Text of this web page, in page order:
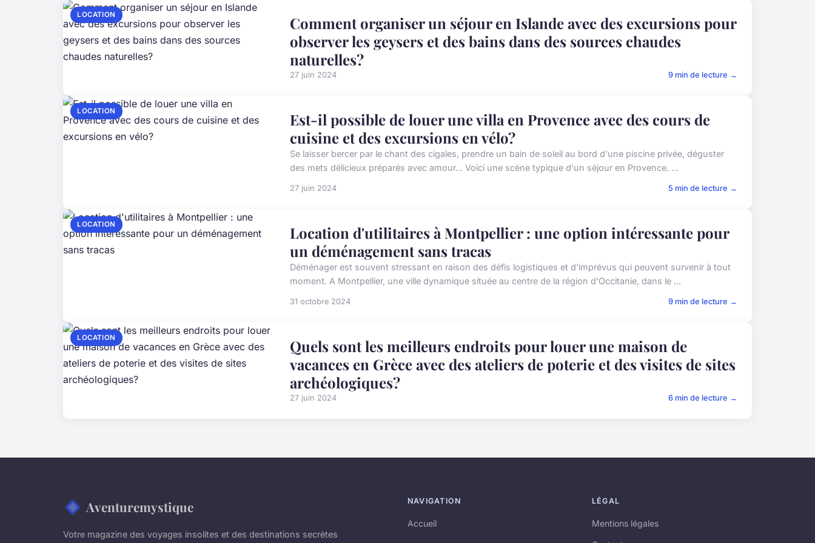
LOCATION
Comment organiser un séjour en Islande avec des excursions pour
observer les geysers et des bains dans des sources chaudes
naturelles?
27 juin 2024 9 min de lecture →
LOCATION
Est-il possible de louer une villa en Provence avec des cours de
cuisine et des excursions en vélo?
Se laisser bercer par le chant des cigales, prendre un bain de soleil au bord d'une piscine privée, déguster
des mets délicieux préparés avec amour... Voici une scène typique d'un séjour en Provence. ...
27 juin 2024 5 min de lecture →
LOCATION
Location d'utilitaires à Montpellier : une option intéressante pour
un déménagement sans tracas
Déménager est souvent stressant en raison des défis logistiques et d'imprévus qui peuvent survenir à tout
moment. A Montpellier, une ville dynamique située au centre de la région d'Occitanie, dans le ...
31 octobre 2024 9 min de lecture →
LOCATION
Quels sont les meilleurs endroits pour louer une maison de
vacances en Grèce avec des ateliers de poterie et des visites de sites
archéologiques?
27 juin 2024 6 min de lecture →
Aventuremystique
Votre magazine des voyages insolites et des destinations secrètes
NAVIGATION
Accueil
LÉGAL
Mentions légales